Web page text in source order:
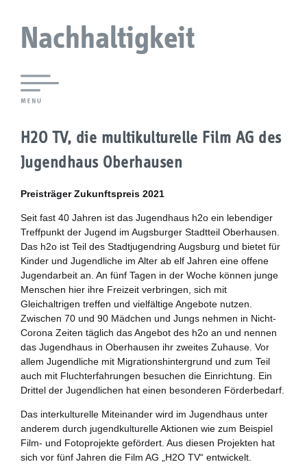
Nachhaltigkeit
Agendaforen
Nachhaltigkeitsbeirat
Berichterstattung
Biostadt
Zukunftspreis
Themen
Projekte
Zukunftstagung
Bildung für nachhaltige Entwicklung
H2O TV, die multikulturelle Film AG des
Jugendhaus Oberhausen
Preisträger Zukunftspreis 2021
Seit fast 40 Jahren ist das Jugendhaus h2o ein lebendiger
Treffpunkt der Jugend im Augsburger Stadtteil Oberhausen.
Das h2o ist Teil des Stadtjugendring Augsburg und bietet für
Kinder und Jugendliche im Alter ab elf Jahren eine offene
Jugendarbeit an. An fünf Tagen in der Woche können junge
Menschen hier ihre Freizeit verbringen, sich mit
Gleichaltrigen treffen und vielfältige Angebote nutzen.
Zwischen 70 und 90 Mädchen und Jungs nehmen in Nicht-
Corona Zeiten täglich das Angebot des h2o an und nennen
das Jugendhaus in Oberhausen ihr zweites Zuhause. Vor
allem Jugendliche mit Migrationshintergrund und zum Teil
auch mit Fluchterfahrungen besuchen die Einrichtung. Ein
Drittel der Jugendlichen hat einen besonderen Förderbedarf.
Das interkulturelle Miteinander wird im Jugendhaus unter
anderem durch jugendkulturelle Aktionen wie zum Beispiel
Film- und Fotoprojekte gefördert. Aus diesen Projekten hat
sich vor fünf Jahren die Film AG „H2O TV“ entwickelt.